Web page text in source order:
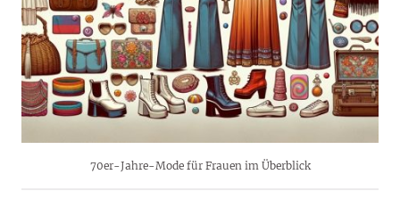
70er-Jahre-Mode für Frauen im Überblick